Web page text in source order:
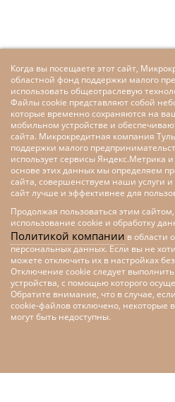
Меры поддержки
среднего
национальной
«Цифровая
Когда вы посещаете этот сайт,
областной фонд поддержки малого
использовать общеотраслевую
Файлы cookie представляют собой
которые временно сохраняются на
мобильном устройстве и
сайта. Микрокредитная компания
поддержки малого
использует сервисы Яндекс.Метрика
основе этих данных мы определяем
сайта, совершенствуем наши услуги
сайт лучше и эффективнее для
Продолжая пользоваться этим сайтом,
использование cookie и обработку
Политикой компании в области
персональных данных. Если вы не
можете отключить их в настройках
Отключение cookie следует
устройства, с помощью которого
Обратите внимание, что в случае,
cookie-файлов отключено, некоторые
могут быть недоступны.